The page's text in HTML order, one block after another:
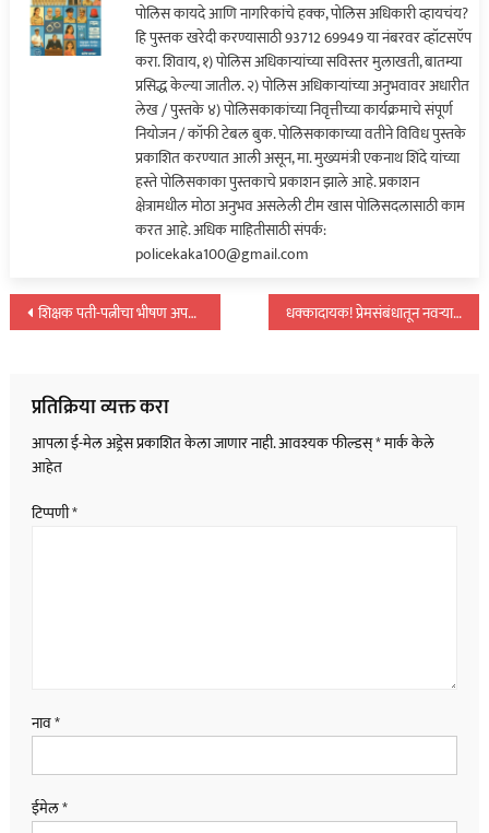
दोषी
सक्तीच्या
रजेवर…
पोलिस कायदे आणि नागरिकांचे हक्क, पोलिस अधिकारी व्हायचंय?
हि पुस्तक खरेदी करण्यासाठी 93712 69949 या नंबरवर व्हॉटसऍप
करा. शिवाय, १) पोलिस अधिकाऱ्यांच्या सविस्तर मुलाखती, बातम्या
प्रसिद्ध केल्या जातील. २) पोलिस अधिकाऱ्यांच्या अनुभवावर अधारीत
लेख / पुस्तके ४) पोलिसकाकांच्या निवृत्तीच्या कार्यक्रमाचे संपूर्ण
नियोजन / कॉफी टेबल बुक. पोलिसकाकाच्या वतीने विविध पुस्तके
प्रकाशित करण्यात आली असून, मा. मुख्यमंत्री एकनाथ शिंदे यांच्या
हस्ते पोलिसकाका पुस्तकाचे प्रकाशन झाले आहे. प्रकाशन
क्षेत्रामधील मोठा अनुभव असलेली टीम खास पोलिसदलासाठी काम
करत आहे. अधिक माहितीसाठी संपर्क:
policekaka100@gmail.com
पोस्टचे
शिक्षक पती-पत्नीचा भीषण अपघातात जागीच मृत्यू; मुलगा गंभीर… धक्कादायक! प्रेमसंबंधातून नवऱ्यासह तीन मुलांची हत्या…
प्रतिक्रिया व्यक्त करा
आपला ई-मेल अड्रेस प्रकाशित केला जाणार नाही.आवश्यक फील्डस्*मार्क केले
आहेत
टिप्पणी*
नाव*
ईमेल*